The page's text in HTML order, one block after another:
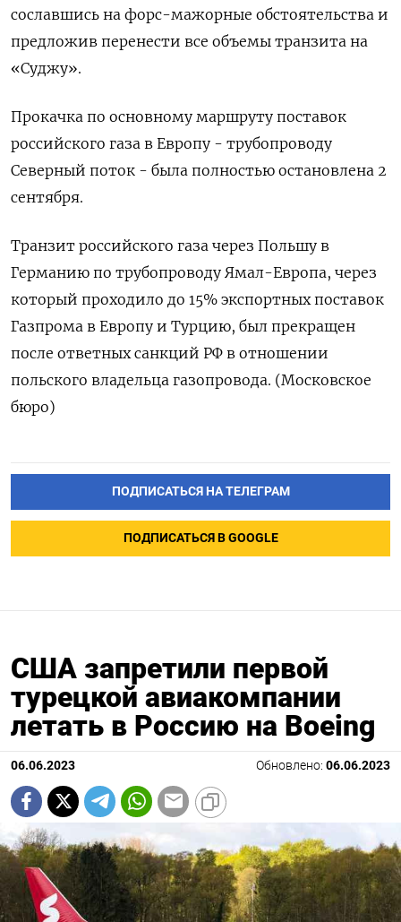
сославшись на форс-мажорные обстоятельства и
предложив перенести все объемы транзита на
«Суджу».
Прокачка по основному маршруту поставок
российского газа в Европу - трубопроводу
Северный поток - была полностью остановлена 2
сентября.
Транзит российского газа через Польшу в
Германию по трубопроводу Ямал-Европа, через
который проходило до 15% экспортных поставок
Газпрома в Европу и Турцию, был прекращен
после ответных санкций РФ в отношении
польского владельца газопровода. (Московское
бюро)
ПОДПИСАТЬСЯ НА ТЕЛЕГРАМ
ПОДПИСАТЬСЯ В GOOGLE
США запретили первой
турецкой авиакомпании
летать в Россию на Boeing
06.06.2023 Обновлено: 06.06.2023